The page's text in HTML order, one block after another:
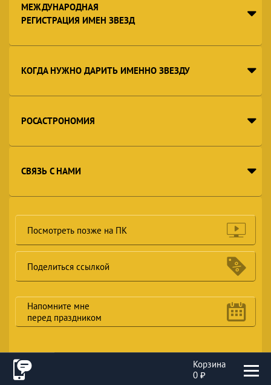
МЕЖДУНАРОДНАЯ
РЕГИСТРАЦИЯ ИМЕН ЗВЕЗД
КОГДА НУЖНО ДАРИТЬ ИМЕННО ЗВЕЗДУ
РОСАСТРОНОМИЯ
СВЯЗЬ С НАМИ
Посмотреть позже на ПК
Поделиться ссылкой
Напомните мне
перед праздником
Корзина
0 ₽